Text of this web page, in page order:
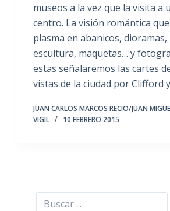
museos a la vez que la visita a
centro. La visión romántica
plasma en abanicos,
escultura, maquetas… y
estas señalaremos las cartes
vistas de la ciudad por Clifford
JUAN CARLOS MARCOS RECIO/JUAN
VIGIL
10 FEBRERO 2015
Buscar